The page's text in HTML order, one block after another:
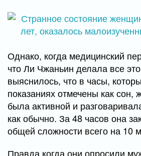
Однако, когда медицинский
что Ли Чжаньин делала все
выяснилось, что в часы,
показаниях отмечены как
была активной и
как обычно. За 48 часов она
общей сложности всего на 10
Правда когда они опросили